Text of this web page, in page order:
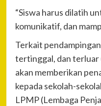
“Siswa harus dilatih
komunikatif, dan
Terkait
tertinggal, dan terluar
akan memberikan
kepada sekolah-
LPMP (Lembaga